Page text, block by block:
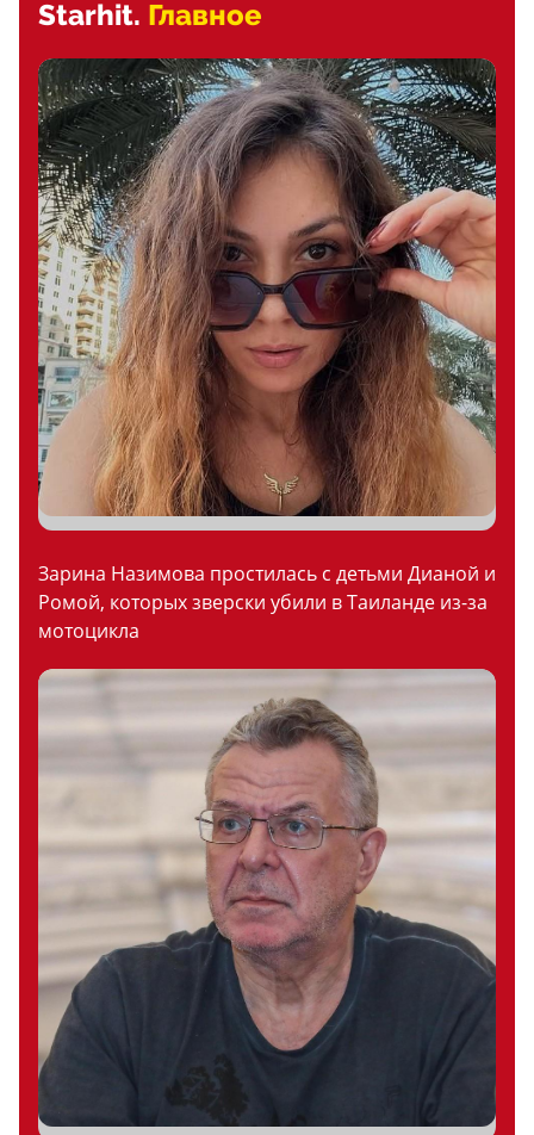
Starhit. Главное
Зарина Назимова простилась с детьми Дианой и
Ромой, которых зверски убили в Таиланде из-за
мотоцикла